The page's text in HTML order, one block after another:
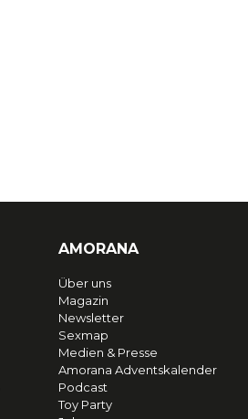
AMORANA
Über uns
Magazin
Newsletter
Sexmap
Medien & Presse
Amorana Adventskalender
Podcast
Toy Party